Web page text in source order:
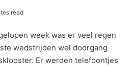
read
week was er veel regen
wedstrijden wel doorgang
Er werden telefoontjes